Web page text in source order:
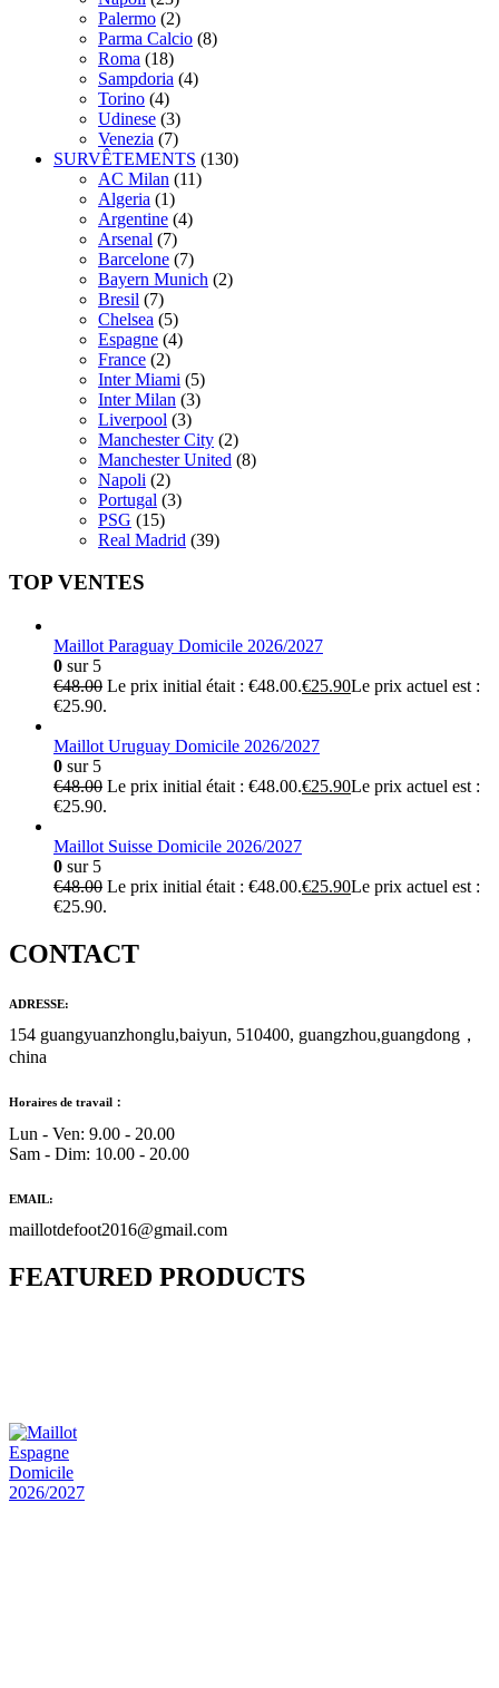
Palermo (2)
Parma Calcio (8)
Roma (18)
Sampdoria (4)
Torino (4)
Udinese (3)
Venezia (7)
SURVÊTEMENTS (130)
AC Milan (11)
Algeria (1)
Argentine (4)
Arsenal (7)
Barcelone (7)
Bayern Munich (2)
Bresil (7)
Chelsea (5)
Espagne (4)
France (2)
Inter Miami (5)
Inter Milan (3)
Liverpool (3)
Manchester City (2)
Manchester United (8)
Napoli (2)
Portugal (3)
PSG (15)
Real Madrid (39)
TOP VENTES
Maillot Paraguay Domicile 2026/2027
0 sur 5
€48.00 Le prix initial était : €48.00.€25.90Le prix actuel est :
€25.90.
Maillot Uruguay Domicile 2026/2027
0 sur 5
€48.00 Le prix initial était : €48.00.€25.90Le prix actuel est :
€25.90.
Maillot Suisse Domicile 2026/2027
0 sur 5
€48.00 Le prix initial était : €48.00.€25.90Le prix actuel est :
€25.90.
CONTACT
ADRESSE:
154 guangyuanzhonglu,baiyun, 510400, guangzhou,guangdong，
china
Horaires de travail：
Lun - Ven: 9.00 - 20.00
Sam - Dim: 10.00 - 20.00
EMAIL:
maillotdefoot2016@gmail.com
FEATURED PRODUCTS